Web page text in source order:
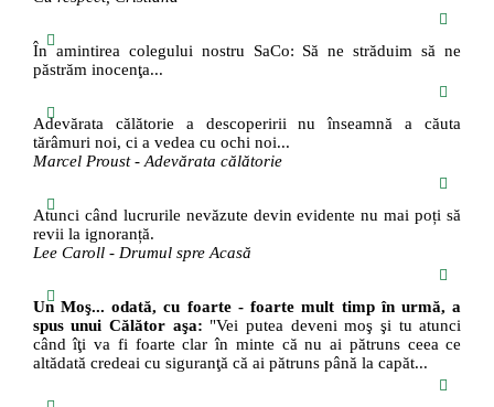
În amintirea colegului nostru SaCo: Să ne străduim să ne
păstrăm inocenţa...
Adevărata călătorie a descoperirii nu înseamnă a căuta
tărâmuri noi, ci a vedea cu ochi noi...
Marcel Proust - Adevărata călătorie
Atunci când lucrurile nevăzute devin evidente nu mai poți să
revii la ignoranță.
Lee Caroll - Drumul spre Acasă
Un Moş... odată, cu foarte - foarte mult timp în urmă, a
spus unui Călător aşa: "Vei putea deveni moş şi tu atunci
când îţi va fi foarte clar în minte că nu ai pătruns ceea ce
altădată credeai cu siguranţă că ai pătruns până la capăt...